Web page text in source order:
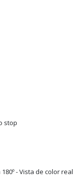
stop
- Vista de color real